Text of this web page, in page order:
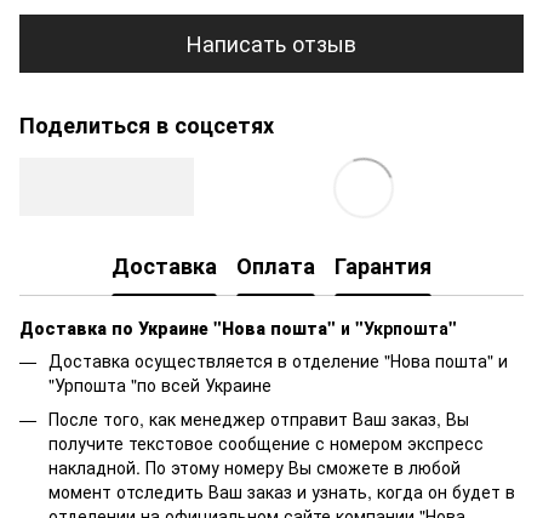
Написать отзыв
Поделиться в соцсетях
Доставка Оплата Гарантия
Доставка по Украине "Нова пошта" и "Укрпошта"
Доставка осуществляется в отделение "Нова пошта" и
"Урпошта "по всей Украине
После того, как менеджер отправит Ваш заказ, Вы
получите текстовое сообщение с номером экспресс
накладной. По этому номеру Вы сможете в любой
момент отследить Ваш заказ и узнать, когда он будет в